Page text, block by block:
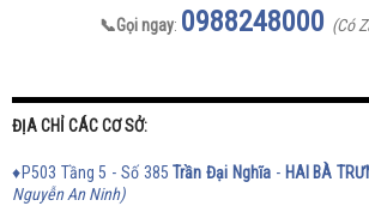
📞Gọi ngay: 0988248000 (Có
ĐỊA CHỈ CÁC CƠ SỞ:
♦P503 Tầng 5 - Số 385Trần Đại Nghĩa - HAI BÀ
Nguyễn An Ninh)